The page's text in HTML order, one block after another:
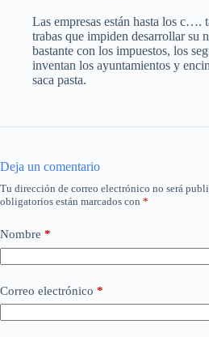
Las empresas están hasta los c….
trabas que impiden desarrollar su
bastante con los impuestos, los
inventan los ayuntamientos y
saca pasta.
Deja un comentario
Tu dirección de correo electrónico no será
obligatorios están marcados con *
Nombre *
Correo electrónico *